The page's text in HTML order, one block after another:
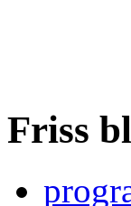
Friss